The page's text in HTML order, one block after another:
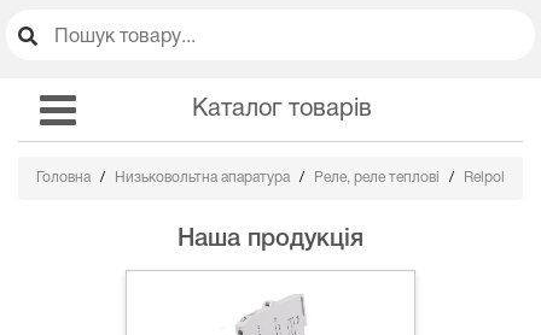
Каталог товарів
Головна Низьковольтна апаратура Реле, реле теплові Relpol
Наша продукція